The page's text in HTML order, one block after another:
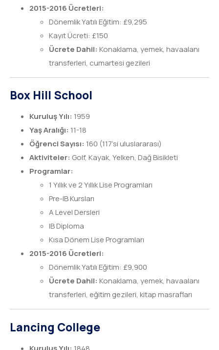
2015-2016 Ücretleri:
Dönemlik Yatılı Eğitim: £9,295
Kayıt Ücreti: £150
Ücrete Dahil: Konaklama, yemek, havaalanı
transferleri, cumartesi gezileri
Box Hill School
Kuruluş Yılı: 1959
Yaş Aralığı: 11-18
Öğrenci Sayısı: 160 (117’si uluslararası)
Aktiviteler: Golf, Kayak, Yelken, Dağ Bisikleti
Programlar:
1 Yıllık ve 2 Yıllık Lise Programları
Pre-IB Kursları
A Level Dersleri
IB Diploma
Kısa Dönem Lise Programları
2015-2016 Ücretleri:
Dönemlik Yatılı Eğitim: £9,900
Ücrete Dahil: Konaklama, yemek, havaalanı
transferleri, eğitim gezileri, kitap masrafları
Lancing College